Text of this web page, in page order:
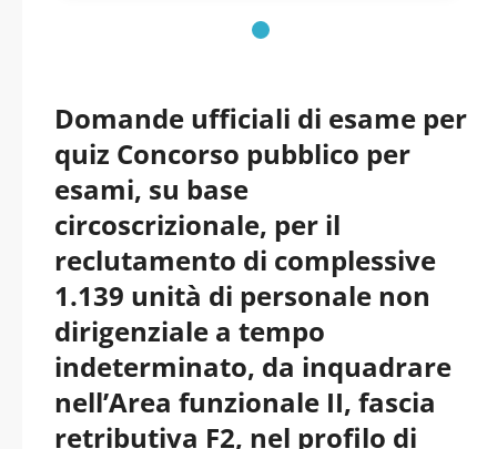
Domande ufficiali di esame per
quiz Concorso pubblico per
esami, su base
circoscrizionale, per il
reclutamento di complessive
1.139 unità di personale non
dirigenziale a tempo
indeterminato, da inquadrare
nell’Area funzionale II, fascia
retributiva F2, nel profilo di